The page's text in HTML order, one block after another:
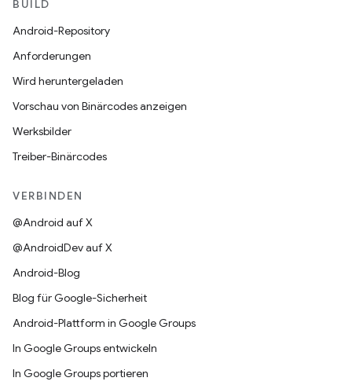
BUILD
Android-Repository
Anforderungen
Wird heruntergeladen
Vorschau von Binärcodes anzeigen
Werksbilder
Treiber-Binärcodes
VERBINDEN
@Android auf X
@AndroidDev auf X
Android-Blog
Blog für Google-Sicherheit
Android-Plattform in Google Groups
In Google Groups entwickeln
In Google Groups portieren